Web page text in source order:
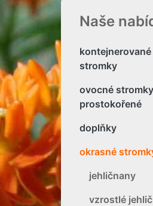
Naše
stromky
ovocné stromky
prostokořené
doplňky
okrasné
jehličnany
vzrostlé